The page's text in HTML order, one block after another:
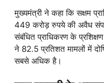
मुख्यमंत्री ने कहा कि सक्षम
449 करोड़ रुपये की अवैध
संबंधित प्राधिकरण के
ने 82.5 प्रतिशत मामलों में
सबसे अधिक है।